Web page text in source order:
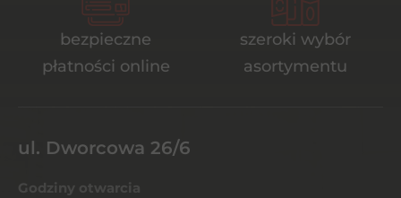
bezpieczne
płatności online
szeroki wybór
asortymentu
ul. Dworcowa 26/6
Godziny otwarcia